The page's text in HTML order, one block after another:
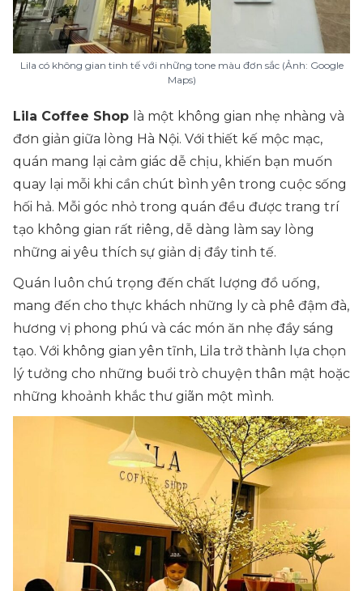
Lila có không gian tinh tế với những tone màu đơn sắc (Ảnh: Google
Maps)
Lila Coffee Shop là một không gian nhẹ nhàng và
đơn giản giữa lòng Hà Nội. Với thiết kế mộc mạc,
quán mang lại cảm giác dễ chịu, khiến bạn muốn
quay lại mỗi khi cần chút bình yên trong cuộc sống
hối hả. Mỗi góc nhỏ trong quán đều được trang trí
tạo không gian rất riêng, dễ dàng làm say lòng
những ai yêu thích sự giản dị đầy tinh tế.
Quán luôn chú trọng đến chất lượng đồ uống,
mang đến cho thực khách những ly cà phê đậm đà,
hương vị phong phú và các món ăn nhẹ đầy sáng
tạo. Với không gian yên tĩnh, Lila trở thành lựa chọn
lý tưởng cho những buổi trò chuyện thân mật hoặc
những khoảnh khắc thư giãn một mình.